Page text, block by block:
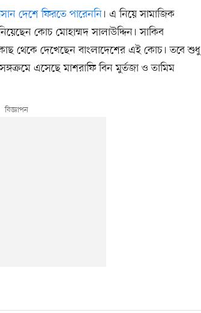
দেশে ফিরতে পারেননি। এ নিয়ে সামাজিক
কোচ মোহাম্মদ সালাউদ্দিন। সাকিব
থেকে দেখেছেন বাংলাদেশের এই কোচ। তবে শুধু
এসেছে মাশরাফি বিন মুর্তজা ও তামিম